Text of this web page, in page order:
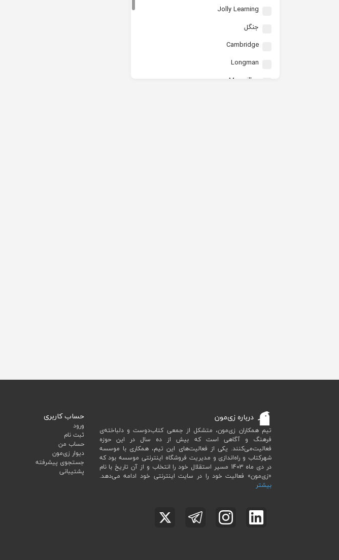
Ghanbari
Neville L. Hector Jr
Setsuko Toyama
Charles Dickens
Jolly Learning
جنگل
Cambridge
Longman
Macmillan
درباره زی‌مون
تیم همکاران زی‌مون، متشکل از جمعی کتاب‌دوست و دلباخته‌ی
فرهنگ و آگاهی است که بیش از ده سال در این حوزه
فعالیت‌می‌کنند. یکی از فعالیت‌های این تیم، همکاری با موسسه
شهرکتاب و راه‌اندازی و مدیریت فروشگاه اینترنتی موسسه بود که
در دی ماه 1403 مسیر استقلال خود را انتخاب و از آن تاریخ با نام
«زی‌مون» فعالیت خود را در سایت اینترنتی خود ادامه می‌دهد.
بیشتر
حساب کاربری
ورود
ثبت نام
حساب من
دیوار زی‌مون
جستجوی پیشرفته
پشتیبانی